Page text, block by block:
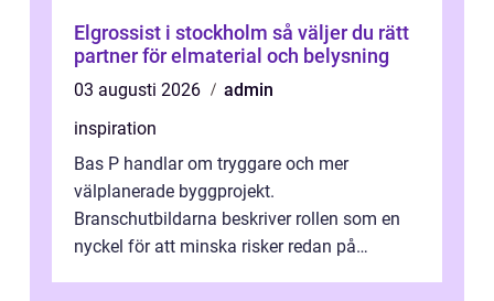
Elgrossist i stockholm så väljer du rätt
partner för elmaterial och belysning
03 augusti 2026
admin
inspiration
Bas P handlar om tryggare och mer
välplanerade byggprojekt.
Branschutbildarna beskriver rollen som en
nyckel för att minska risker redan på